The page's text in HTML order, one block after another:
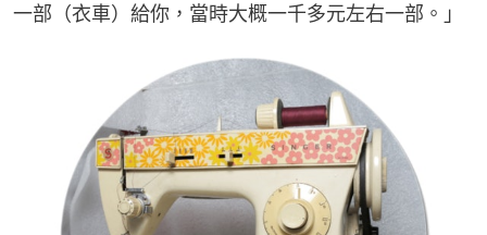
一部（衣車）給你，當時大概一千多元左右一部。」